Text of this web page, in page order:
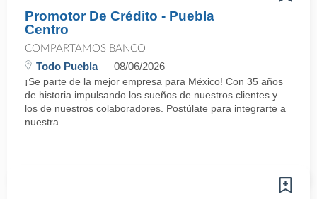
Promotor De Crédito - Puebla
Centro
COMPARTAMOS BANCO
Todo Puebla 08/06/2026
¡Se parte de la mejor empresa para México! Con 35 años
de historia impulsando los sueños de nuestros clientes y
los de nuestros colaboradores. Postúlate para integrarte a
nuestra ...